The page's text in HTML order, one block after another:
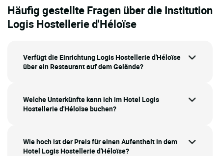
Häufig gestellte Fragen über die Institution
Logis Hostellerie d'Héloïse
Verfügt die Einrichtung Logis Hostellerie d'Héloïse
über ein Restaurant auf dem Gelände?
Welche Unterkünfte kann ich im Hotel Logis
Hostellerie d'Héloïse buchen?
Wie hoch ist der Preis für einen Aufenthalt in dem
Hotel Logis Hostellerie d'Héloïse?